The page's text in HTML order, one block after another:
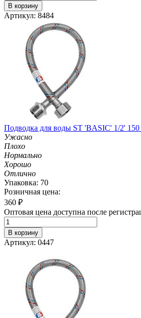
В корзину
Артикул: 8484
Подводка для воды ST 'BASIC' 1/2'
Ужасно
Плохо
Нормально
Хорошо
Отлично
Упаковка: 70
Розничная цена:
360 ₽
Оптовая цена доступна после
В корзину
Артикул: 0447